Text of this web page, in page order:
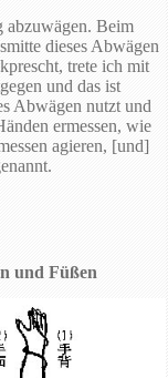
abzuwägen. Beim
dieses Abwägen
trete ich mit
und das ist
Abwägen nutzt und
ermessen, wie
agieren, [und]
und Füßen